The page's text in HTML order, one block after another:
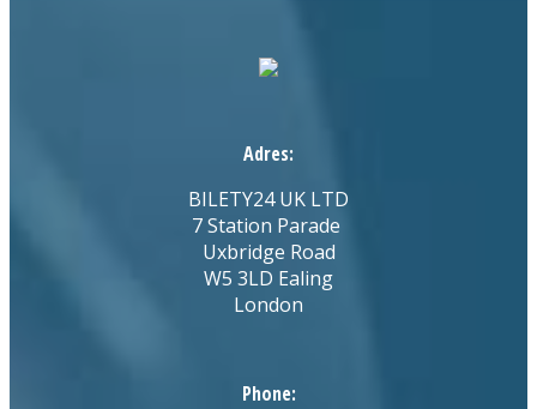
Adres:
BILETY24 UK LTD
7 Station Parade
Uxbridge Road
W5 3LD Ealing
London
Phone: